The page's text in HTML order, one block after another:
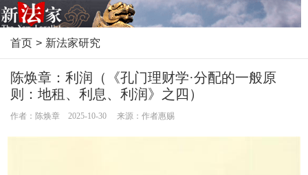
首页 > 新法家研究
陈焕章：利润（《孔门理财学·分配的一般原
则：地租、利息、利润》之四）
作者：陈焕章 2025-10-30 来源：作者惠赐